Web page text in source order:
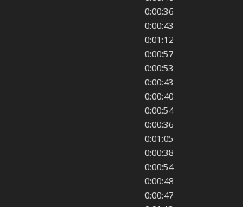
0:00:36
0:00:43
0:01:12
0:00:57
0:00:53
0:00:43
0:00:40
0:00:54
0:00:36
0:01:05
0:00:38
0:00:54
0:00:48
0:00:47